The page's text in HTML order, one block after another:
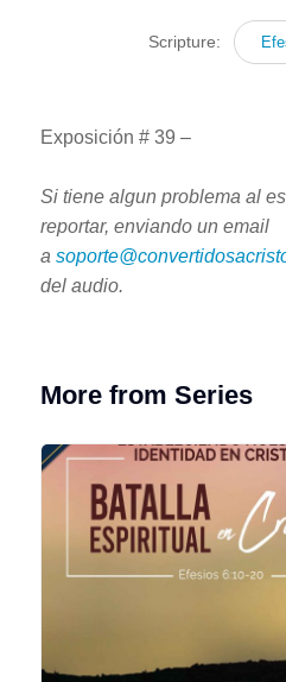
Scripture:
Exposición # 39 –
Si tiene algun problema al
reportar, enviando un email
a
del audio.
More from Series